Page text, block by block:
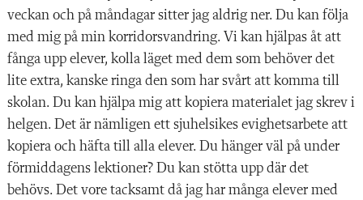
veckan och på måndagar sitter jag aldrig ner. Du kan följa
med mig på min korridorsvandring. Vi kan hjälpas åt att
fånga upp elever, kolla läget med dem som behöver det
lite extra, kanske ringa den som har svårt att komma till
skolan. Du kan hjälpa mig att kopiera materialet jag skrev i
helgen. Det är nämligen ett sjuhelsikes evighetsarbete att
kopiera och häfta till alla elever. Du hänger väl på under
förmiddagens lektioner? Du kan stötta upp där det
behövs. Det vore tacksamt då jag har många elever med